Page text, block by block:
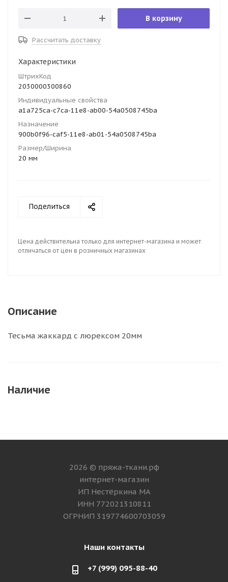
В корзину
Рассчитать доставку
Характеристики
ШтрихКод
2030000300860
Индивидуальные свойства
a1a725ca-c7ca-11e8-ab00-54a0508745ba
Назначение
900b0f96-caf5-11e8-ab01-54a0508745ba
Размер/Ширина
20 мм
Поделиться
Цена действительна только для интернет-магазина и может
отличаться от цен в розничных магазинах
Описание
Тесьма жаккард с люрексом 20мм
Наличие
2026 © пряжа-ткани.рф
интернет-магазин
ИП Нестёркина МА
ИНН 772021310811
ОГРНИП 319774600703059
Наши контакты
+7 (999) 095-88-40